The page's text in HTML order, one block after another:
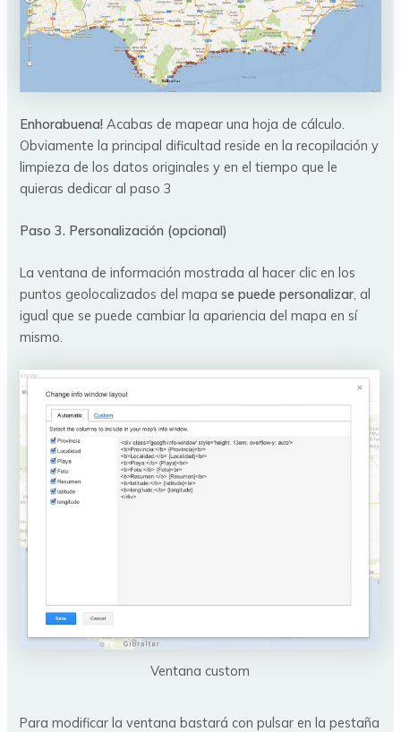
Enhorabuena! Acabas de mapear una hoja de cálculo.
Obviamente la principal dificultad reside en la recopilación y
limpieza de los datos originales y en el tiempo que le
quieras dedicar al paso 3
Paso 3. Personalización (opcional)
La ventana de información mostrada al hacer clic en los
puntos geolocalizados del mapase puede personalizar, al
igual que se puede cambiar la apariencia del mapa en sí
mismo.
Ventana custom
Para modificar la ventana bastará con pulsar en la pestaña